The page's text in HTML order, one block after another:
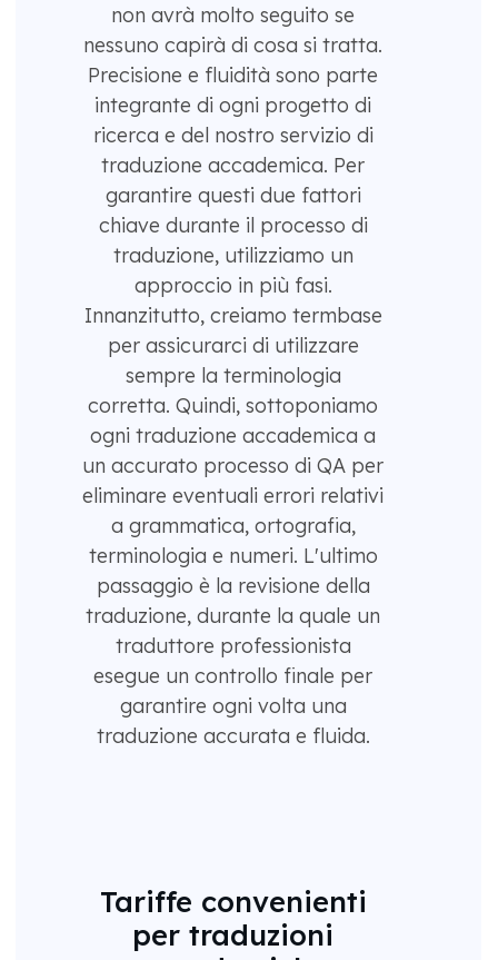
non avrà molto seguito se
nessuno capirà di cosa si tratta.
Precisione e fluidità sono parte
integrante di ogni progetto di
ricerca e del nostro servizio di
traduzione accademica. Per
garantire questi due fattori
chiave durante il processo di
traduzione, utilizziamo un
approccio in più fasi.
Innanzitutto, creiamo termbase
per assicurarci di utilizzare
sempre la terminologia
corretta. Quindi, sottoponiamo
ogni traduzione accademica a
un accurato processo di QA per
eliminare eventuali errori relativi
a grammatica, ortografia,
terminologia e numeri. L'ultimo
passaggio è la revisione della
traduzione, durante la quale un
traduttore professionista
esegue un controllo finale per
garantire ogni volta una
traduzione accurata e fluida.
Tariffe convenienti
per traduzioni